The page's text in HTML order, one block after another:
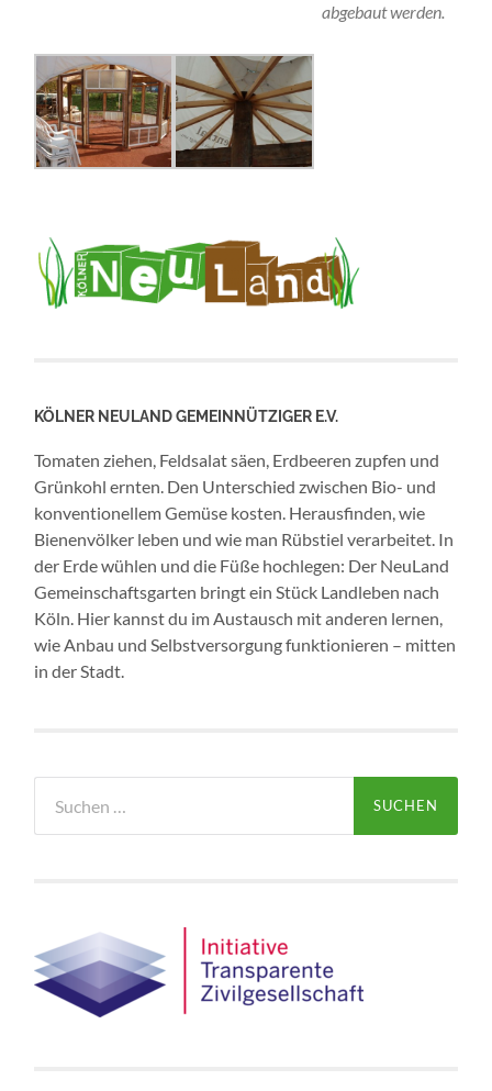
abgebaut werden.
KÖLNER NEULAND GEMEINNÜTZIGER E.V.
Tomaten ziehen, Feldsalat säen, Erdbeeren zupfen und
Grünkohl ernten. Den Unterschied zwischen Bio- und
konventionellem Gemüse kosten. Herausfinden, wie
Bienenvölker leben und wie man Rübstiel verarbeitet. In
der Erde wühlen und die Füße hochlegen: Der NeuLand
Gemeinschaftsgarten bringt ein Stück Landleben nach
Köln. Hier kannst du im Austausch mit anderen lernen,
wie Anbau und Selbstversorgung funktionieren – mitten
in der Stadt.
nach: